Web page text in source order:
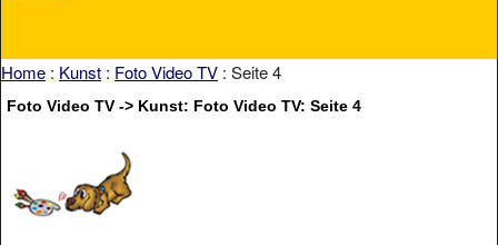
Home : Kunst : Foto Video TV : Seite 4
Foto Video TV -> Kunst: Foto Video TV: Seite 4